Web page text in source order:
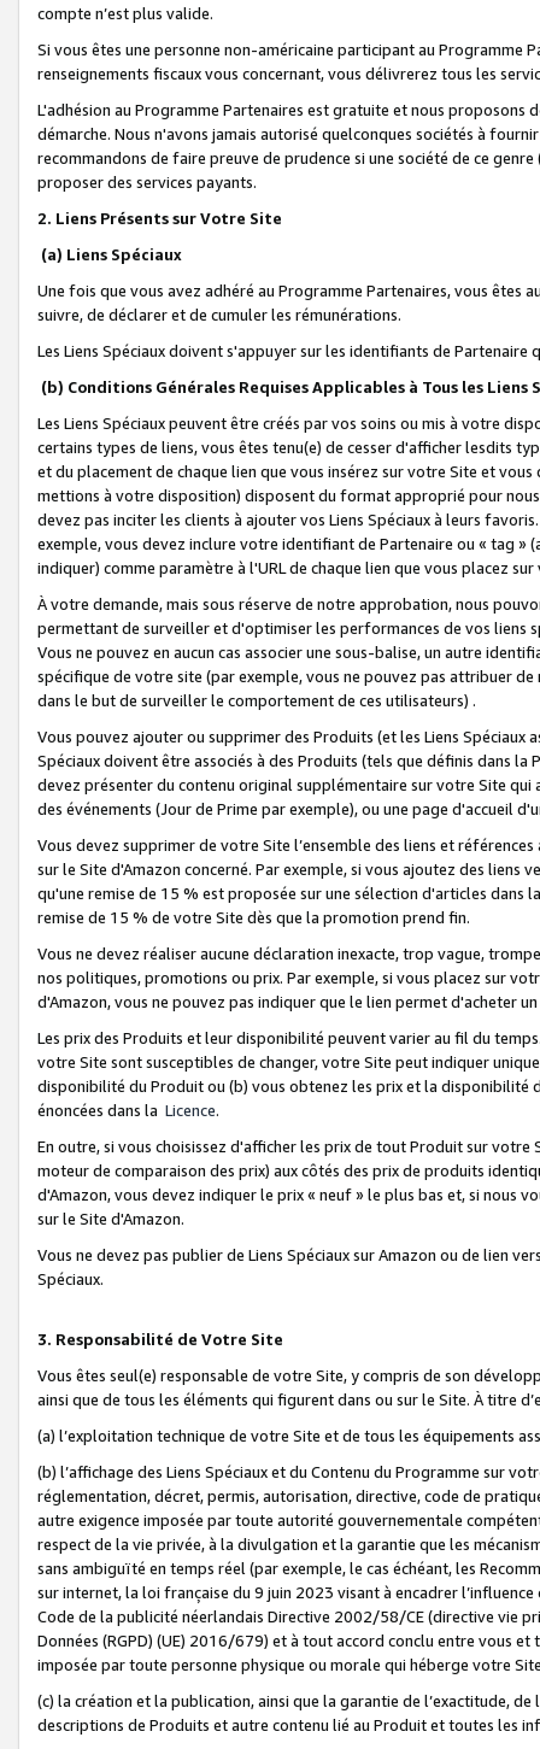
compte n’est plus valide.
Si vous êtes une personne non-américaine participant au
renseignements fiscaux vous concernant, vous délivrerez tous les
L'adhésion au Programme Partenaires est gratuite et nous proposons
démarche. Nous n'avons jamais autorisé quelconques sociétés à
recommandons de faire preuve de prudence si une société de ce
proposer des services payants.
2. Liens Présents sur Votre Site
(a) Liens Spéciaux
Une fois que vous avez adhéré au Programme Partenaires, vous êtes
suivre, de déclarer et de cumuler les rémunérations.
Les Liens Spéciaux doivent s'appuyer sur les identifiants de Partenaire
(b) Conditions Générales Requises Applicables à Tous les Liens
Les Liens Spéciaux peuvent être créés par vos soins ou mis à votre
certains types de liens, vous êtes tenu(e) de cesser d'afficher lesdits
et du placement de chaque lien que vous insérez sur votre Site et
mettions à votre disposition) disposent du format approprié pour
devez pas inciter les clients à ajouter vos Liens Spéciaux à leurs
exemple, vous devez inclure votre identifiant de Partenaire ou « tag
indiquer) comme paramètre à l'URL de chaque lien que vous placez
À votre demande, mais sous réserve de notre approbation, nous
permettant de surveiller et d'optimiser les performances de vos liens
Vous ne pouvez en aucun cas associer une sous-balise, un autre
spécifique de votre site (par exemple, vous ne pouvez pas attribuer
dans le but de surveiller le comportement de ces utilisateurs) .
Vous pouvez ajouter ou supprimer des Produits (et les Liens
Spéciaux doivent être associés à des Produits (tels que définis dans
devez présenter du contenu original supplémentaire sur votre Site qui
des événements (Jour de Prime par exemple), ou une page d'accueil
Vous devez supprimer de votre Site l’ensemble des liens et
sur le Site d'Amazon concerné. Par exemple, si vous ajoutez des
qu'une remise de 15 % est proposée sur une sélection d'articles
remise de 15 % de votre Site dès que la promotion prend fin.
Vous ne devez réaliser aucune déclaration inexacte, trop vague,
nos politiques, promotions ou prix. Par exemple, si vous placez sur
d'Amazon, vous ne pouvez pas indiquer que le lien permet d'acheter
Les prix des Produits et leur disponibilité peuvent varier au fil du
votre Site sont susceptibles de changer, votre Site peut indiquer
disponibilité du Produit ou (b) vous obtenez les prix et la disponibilité
énoncées dans la Licence.
En outre, si vous choisissez d'afficher les prix de tout Produit sur
moteur de comparaison des prix) aux côtés des prix de produits
d'Amazon, vous devez indiquer le prix « neuf » le plus bas et, si nous
sur le Site d'Amazon.
Vous ne devez pas publier de Liens Spéciaux sur Amazon ou de lien
Spéciaux.
3. Responsabilité de Votre Site
Vous êtes seul(e) responsable de votre Site, y compris de son
ainsi que de tous les éléments qui figurent dans ou sur le Site. À titre
(a) l’exploitation technique de votre Site et de tous les équipements
(b) l’affichage des Liens Spéciaux et du Contenu du Programme sur
réglementation, décret, permis, autorisation, directive, code de
autre exigence imposée par toute autorité gouvernementale
respect de la vie privée, à la divulgation et la garantie que les
sans ambiguïté en temps réel (par exemple, le cas échéant, les
sur internet, la loi française du 9 juin 2023 visant à encadrer
Code de la publicité néerlandais Directive 2002/58/CE (directive vie
Données (RGPD) (UE) 2016/679) et à tout accord conclu entre vous
imposée par toute personne physique ou morale qui héberge votre
(c) la création et la publication, ainsi que la garantie de l’exactitude,
descriptions de Produits et autre contenu lié au Produit et toutes les